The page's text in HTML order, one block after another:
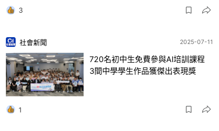
3
社會新聞 2025-07-11
720名初中生免費參與AI培訓課程
3間中學學生作品獲傑出表現獎
1